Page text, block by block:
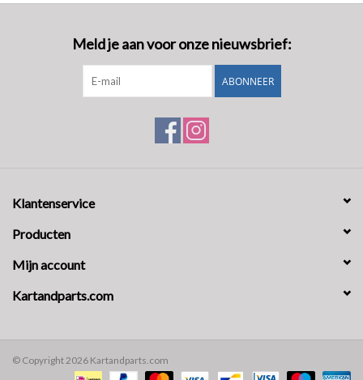
Meld je aan voor onze nieuwsbrief:
ABONNEER
Klantenservice
Producten
Mijn account
Kartandparts.com
© Copyright 2026 Kartandparts.com